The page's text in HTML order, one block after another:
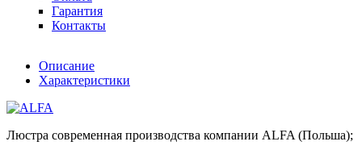
Гарантия
Контакты
Описание
Характеристики
Люстра современная производства компании ALFA (Польша);